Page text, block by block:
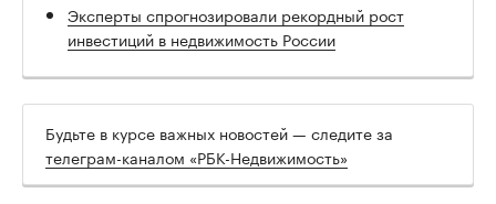
Эксперты спрогнозировали рекордный рост
инвестиций в недвижимость России
Будьте в курсе важных новостей — следите за
телеграм-каналом «РБК-Недвижимость»